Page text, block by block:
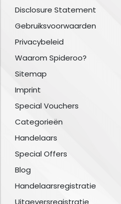
Disclosure Statement
Gebruiksvoorwaarden
Privacybeleid
Waarom Spideroo?
Sitemap
Imprint
Special Vouchers
Categorieën
Handelaars
Special Offers
Blog
Handelaarsregistratie
Uitgeversregistratie